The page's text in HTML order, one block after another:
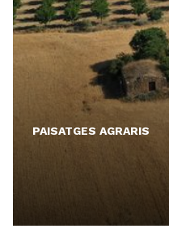
PAISATGES AGRARIS